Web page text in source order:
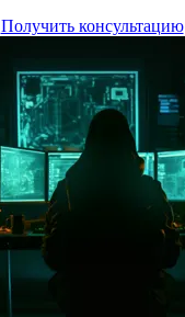
Получить консультацию